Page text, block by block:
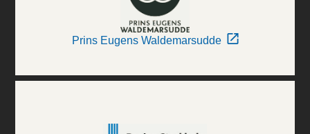
Prins Eugens Waldemarsudde